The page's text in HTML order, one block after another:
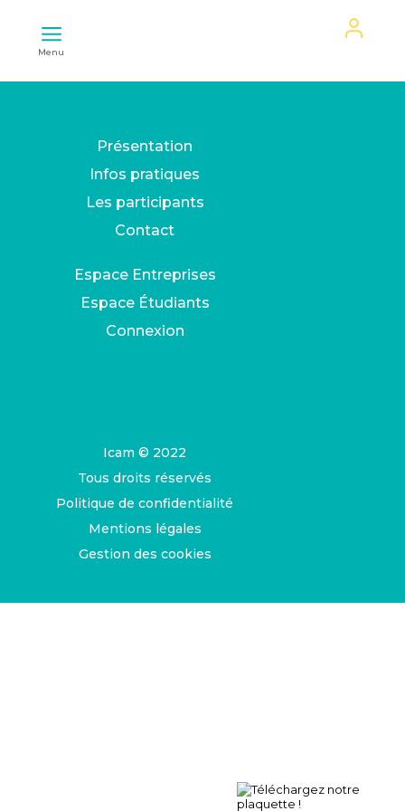
Menu
Présentation
Infos pratiques
Les participants
Contact
Espace Entreprises
Espace Étudiants
Connexion
Icam © 2022
Tous droits réservés
Politique de confidentialité
Mentions légales
Gestion des cookies